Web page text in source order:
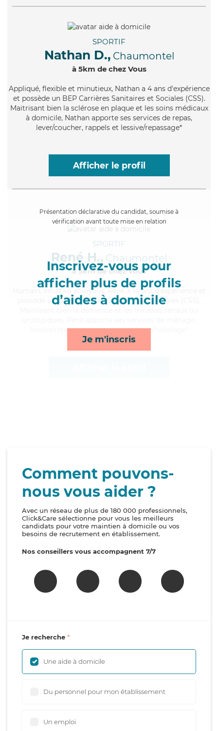
SPORTIF
Nathan D., Chaumontel
à 5km de chez Vous
Appliqué, flexible et minutieux, Nathan a 4 ans d'expérience
et possède un BEP Carrières Sanitaires et Sociales (CSS).
Maitrisant bien la sclérose en plaque et les soins médicaux
à domicile, Nathan apporte ses services de repas,
lever/coucher, rappels et lessive/repassage*
Afficher le profil
Présentation déclarative du candidat, soumise à
vérification avant toute mise en relation
Inscrivez-vous pour
afficher plus de profils
d’aides à domicile
Je m'inscris
SPORTIF
René H., Chaumontel
à 5km de chez Vous
, intuitive et joyeux, René a 14 ans d'expérience et
possède un BEP Carrières Sanitaires et Sociales (CSS).
lessive/repassage, rappels et toilette/habillage*
Comment pouvons-
nous vous aider ?
Avec un réseau de plus de 180 000 professionnels,
Click&Care sélectionne pour vous les meilleurs
candidats pour votre maintien à domicile ou vos
besoins de recrutement en établissement.
Nos conseillers vous accompagnent 7/7
Je recherche
Une aide à domicile
Du personnel pour mon établissement
Un emploi